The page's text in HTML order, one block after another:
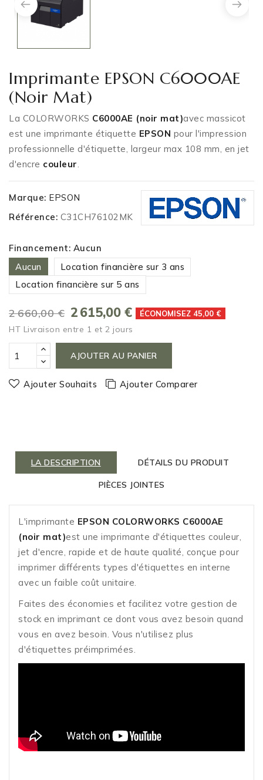
Imprimante EPSON C6000AE
(noir Mat)
La COLORWORKS C6000AE (noir mat)avec massicot
est une imprimante étiquette EPSON pour l'impression
professionnelle d'étiquette, largeur max 108 mm, en jet
d'encre couleur.
Marque: EPSON
Référence: C31CH76102MK
Financement: Aucun
Aucun
Location financière sur 3 ans
Location financière sur 5 ans
2 660,00 € 2 615,00 € ÉCONOMISEZ 45,00 €
HT Livraison entre 1 et 2 jours
AJOUTER AU PANIER
Ajouter Souhaits Ajouter Comparer
LA DESCRIPTION DÉTAILS DU PRODUIT
PIÈCES JOINTES
L'imprimante EPSON COLORWORKS C6000AE
(noir mat)est une imprimante d'étiquettes couleur,
jet d'encre, rapide et de haute qualité, conçue pour
imprimer différents types d'étiquettes en interne
avec un faible coût unitaire.
Faites des économies et facilitez votre gestion de
stock en imprimant ce dont vous avez besoin quand
vous en avez besoin. Vous n'utilisez plus
d'étiquettes préimprimées.